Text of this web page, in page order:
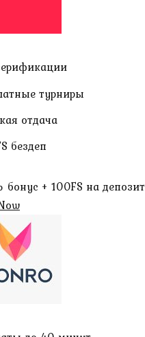
турниры
отдача
бездеп
бонус + 100FS на депозит